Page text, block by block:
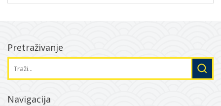
Pretraživanje
Navigacija